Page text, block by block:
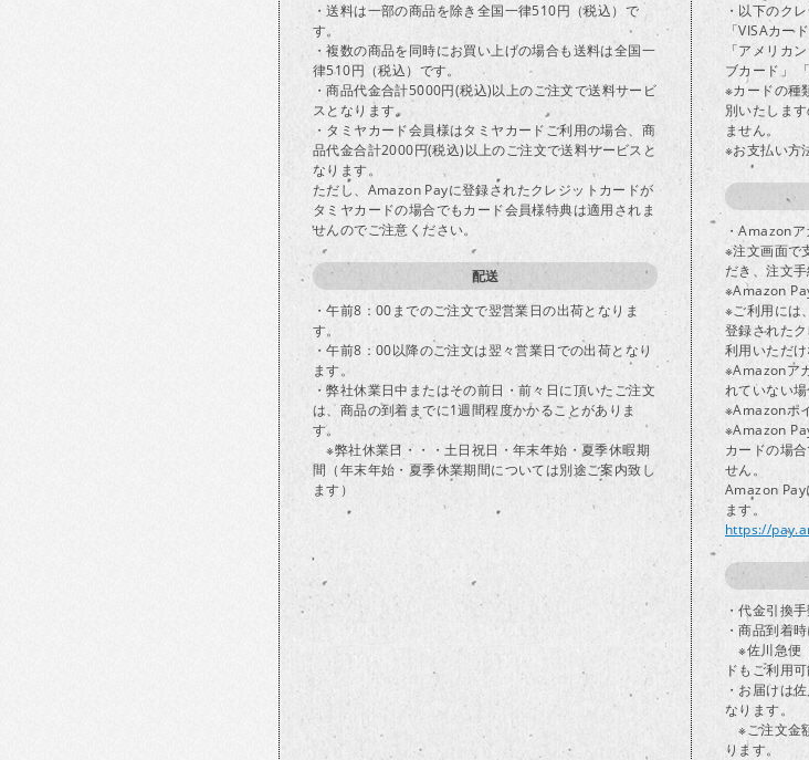
・送料は一部の商品を除き全国一律510円（税込）で
す。
・複数の商品を同時にお買い上げの場合も送料は全国一
律510円（税込）です。
・商品代金合計5000円(税込)以上のご注文で送料サービ
スとなります。
・タミヤカード会員様はタミヤカードご利用の場合、商
品代金合計2000円(税込)以上のご注文で送料サービスと
なります。
ただし、Amazon Payに登録されたクレジットカードが
タミヤカードの場合でもカード会員様特典は適用されま
せんのでご注意ください。
配送
・午前8：00までのご注文で翌営業日の出荷となりま
す。
・午前8：00以降のご注文は翌々営業日での出荷となり
ます。
・弊社休業日中またはその前日・前々日に頂いたご注文
は、商品の到着までに1週間程度かかることがありま
す。
※弊社休業日・・・土日祝日・年末年始・夏季休暇期
間（年末年始・夏季休業期間については別途ご案内致し
ます）
・以下のク
「VISAカー
「アメリカ
ブカード」
※カードの種
別いたしま
ません。
※お支払い方
・Amazon
※注文画面で
だき、注文
※Amazon
※ご利用には
登録された
利用いただけ
※Amazonア
れていない場
※Amazonポ
※Amazon
カードの場
せん。
Amazon Pay
ます。
https://
・代金引換
・商品到着
※佐川急便
ドもご利用可
・お届けは
なります。
※ご注文金
ります。